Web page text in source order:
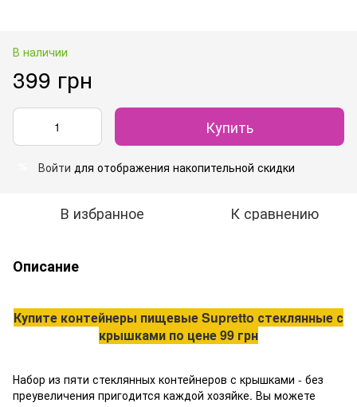
В наличии
399 грн
Купить
Войти для отображения накопительной скидки
В избранное К сравнению
Описание
Купите контейнеры пищевые Supretto стеклянные с
крышками по цене 99 грн
Набор из пяти стеклянных контейнеров с крышками - без
преувеличения пригодится каждой хозяйке. Вы можете